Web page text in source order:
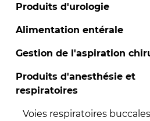
Produits d'urologie
Alimentation entérale
Gestion de l'aspiration
Produits d'anesthésie et
respiratoires
Voies respiratoires